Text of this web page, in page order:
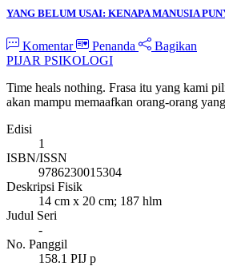
YANG BELUM USAI: KENAPA MANUSIA
Komentar Penanda
Bagikan
PIJAR PSIKOLOGI
Time heals nothing. Frasa itu yang kami
akan mampu memaafkan orang-orang
Edisi
1
ISBN/ISSN
9786230015304
Deskripsi Fisik
14 cm x 20 cm; 187 hlm
Judul Seri
-
No. Panggil
158.1 PIJ p